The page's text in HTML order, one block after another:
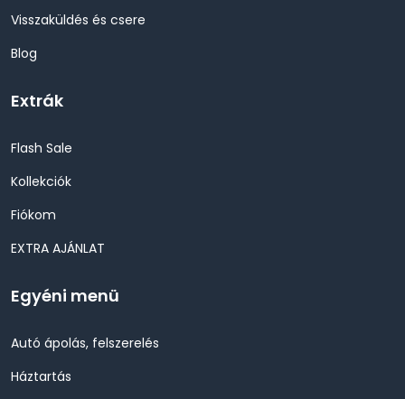
Visszaküldés és csere
Blog
Extrák
Flash Sale
Kollekciók
Fiókom
EXTRA AJÁNLAT
Egyéni menü
Autó ápolás, felszerelés
Háztartás